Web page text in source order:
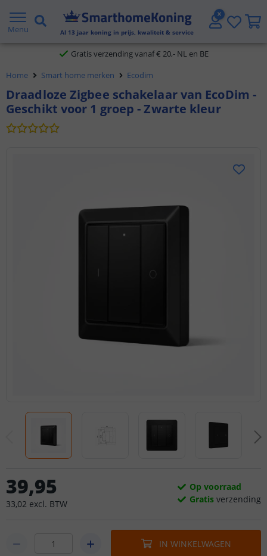
Menu Al 13 jaar koning in prijs, kwaliteit & service
2 jaar garantie
Gratis verzending vanaf € 20,- NL en BE
Klantbeoordeling 9.1
Voor 23:45 uur besteld,morgen in huis
Home Smart home merken Ecodim
Draadloze Zigbee schakelaar van EcoDim -
Geschikt voor 1 groep - Zwarte kleur
39,95
33,02 excl. BTW
Op voorraad
Gratis verzending
IN WINKELWAGEN